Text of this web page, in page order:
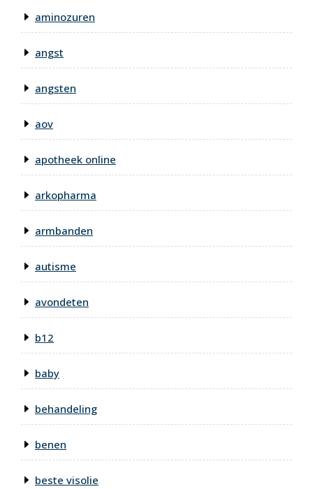
aminozuren
angst
angsten
aov
apotheek online
arkopharma
armbanden
autisme
avondeten
b12
baby
behandeling
benen
beste visolie